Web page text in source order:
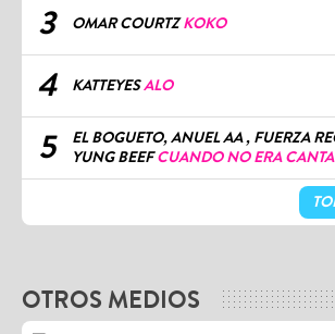
3 OMAR COURTZKOKO
4 KATTEYESALO
5
EL BOGUETO, ANUEL AA , FUERZA
YUNG BEEFCUANDO NO ERA
Bacilos llega a